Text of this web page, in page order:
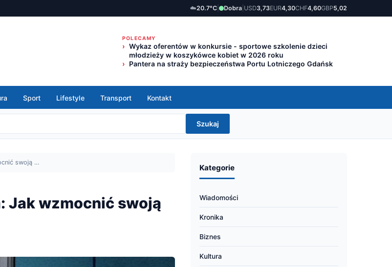
☁️20.7°C Dobra USD3,73EUR4,30CHF4,60GBP5,02
POLECAMY
Wykaz oferentów w konkursie - sportowe szkolenie dzieci
młodzieży w koszykówce kobiet w 2026 roku
Pantera na straży bezpieczeństwa Portu Lotniczego Gdańsk
Sport Lifestyle Transport Kontakt
Szukaj
swoją …
Jak wzmocnić swoją
Kategorie
Wiadomości
Kronika
Biznes
Kultura